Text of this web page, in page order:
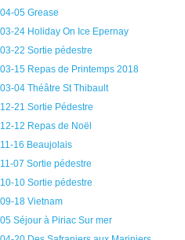
05 Grease
24 Holiday On Ice Epernay
22 Sortie pédestre
15 Repas de Printemps 2018
04 Théâtre St Thibault
21 Sortie Pédestre
12 Repas de Noël
16 Beaujolais
07 Sortie pédestre
10 Sortie pédestre
18 Vietnam
Séjour à Piriac Sur mer